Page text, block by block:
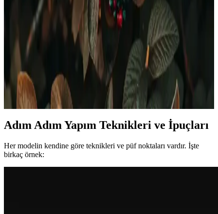
Nail Master kalıcı ojeler, uzun süre dayanıklılık ve doğal görünüm
sağlar. Renk seçenekleri ve setler, evde uygulama kolaylığı sunar,
günlük ve özel kullanım için ideal.
Aseton Olmadan Oje Çıkarma Yöntemleri: Doğal ve
Doğal ve ekonomik yöntemlerle asetonsuz oje çıkarma tekniklerini
keşfedin. Kolonya, limon, sirke ve diş macunu gibi malzemelerle
tırnaklarınızı tahriş etmeden kolayca ojeyi çıkarabilirsiniz.
Adım Adım Yapım Teknikleri ve İpuçları
Her modelin kendine göre teknikleri ve püf noktaları vardır. İşte
birkaç örnek: